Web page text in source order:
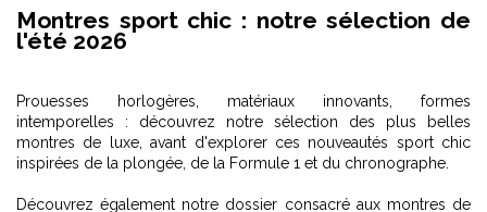
Montres sport chic : notre sélection de
l'été 2026
Prouesses horlogères, matériaux innovants, formes
intemporelles : découvrez notre sélection des plus belles
montres de luxe, avant d'explorer ces nouveautés sport chic
inspirées de la plongée, de la Formule 1 et du chronographe.
Découvrez également notre dossier consacré aux montres de